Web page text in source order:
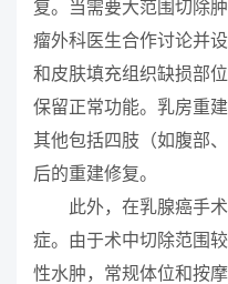
复。当需要大范围切除
瘤外科医生合作讨论并
和皮肤填充组织缺损部
保留正常功能。乳房重
其他包括四肢（如腹部
后的重建修复。
此外，在乳腺癌手
症。由于术中切除范围
性水肿，常规体位和按